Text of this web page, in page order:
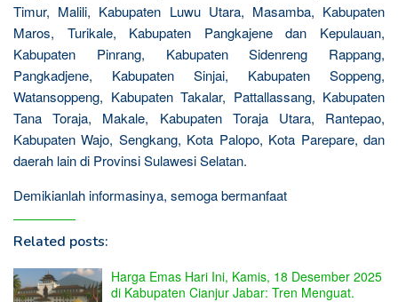
Timur, Malili, Kabupaten Luwu Utara, Masamba, Kabupaten
Maros, Turikale, Kabupaten Pangkajene dan Kepulauan,
Kabupaten Pinrang, Kabupaten Sidenreng Rappang,
Pangkadjene, Kabupaten Sinjai, Kabupaten Soppeng,
Watansoppeng, Kabupaten Takalar, Pattallassang, Kabupaten
Tana Toraja, Makale, Kabupaten Toraja Utara, Rantepao,
Kabupaten Wajo, Sengkang, Kota Palopo, Kota Parepare, dan
daerah lain di Provinsi Sulawesi Selatan.
Demikianlah informasinya, semoga bermanfaat
Related posts:
Harga Emas Hari Ini, Kamis, 18 Desember 2025
di Kabupaten Cianjur Jabar: Tren Menguat.